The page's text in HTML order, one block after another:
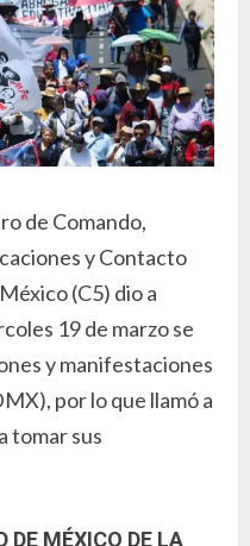
de Comando,
y Contacto
(C5) dio a
19 de marzo se
y manifestaciones
por lo que llamó a
tomar sus
DE MÉXICO DE LA